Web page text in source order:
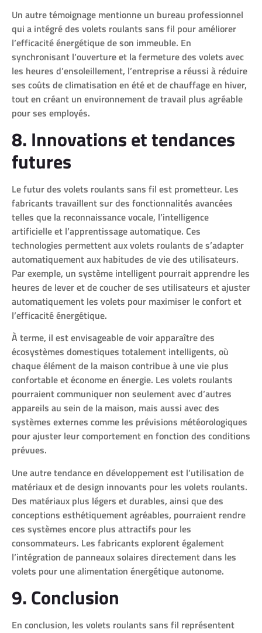
Un autre témoignage mentionne un bureau professionnel
qui a intégré des volets roulants sans fil pour améliorer
l’efficacité énergétique de son immeuble. En
synchronisant l’ouverture et la fermeture des volets avec
les heures d’ensoleillement, l’entreprise a réussi à réduire
ses coûts de climatisation en été et de chauffage en hiver,
tout en créant un environnement de travail plus agréable
pour ses employés.
8. Innovations et tendances
futures
Le futur des volets roulants sans fil est prometteur. Les
fabricants travaillent sur des fonctionnalités avancées
telles que la reconnaissance vocale, l’intelligence
artificielle et l’apprentissage automatique. Ces
technologies permettent aux volets roulants de s’adapter
automatiquement aux habitudes de vie des utilisateurs.
Par exemple, un système intelligent pourrait apprendre les
heures de lever et de coucher de ses utilisateurs et ajuster
automatiquement les volets pour maximiser le confort et
l’efficacité énergétique.
À terme, il est envisageable de voir apparaître des
écosystèmes domestiques totalement intelligents, où
chaque élément de la maison contribue à une vie plus
confortable et économe en énergie. Les volets roulants
pourraient communiquer non seulement avec d’autres
appareils au sein de la maison, mais aussi avec des
systèmes externes comme les prévisions météorologiques
pour ajuster leur comportement en fonction des conditions
prévues.
Une autre tendance en développement est l’utilisation de
matériaux et de design innovants pour les volets roulants.
Des matériaux plus légers et durables, ainsi que des
conceptions esthétiquement agréables, pourraient rendre
ces systèmes encore plus attractifs pour les
consommateurs. Les fabricants explorent également
l’intégration de panneaux solaires directement dans les
volets pour une alimentation énergétique autonome.
9. Conclusion
En conclusion, les volets roulants sans fil représentent